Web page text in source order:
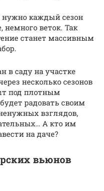
нужно каждый сезон
немного веток. Так
станет массивным
в саду на участке
несколько сезонов
под плотным
радовать своим
взглядов,
А кто им
на даче?
вьюнов